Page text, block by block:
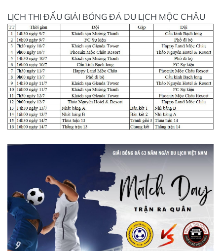
LỊCH THI ĐẤU GIẢI BÓNG ĐÁ DU LỊCH MỘC CHÂU